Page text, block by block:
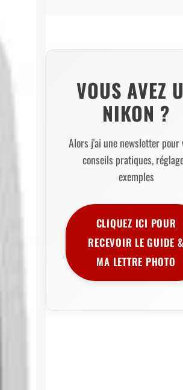
VOUS AVEZ
NIKON ?
Alors j'ai une newsletter pour
conseils pratiques,
exemples
CLIQUEZ ICI POUR
RECEVOIR LE GUIDE &
MA LETTRE PHOTO